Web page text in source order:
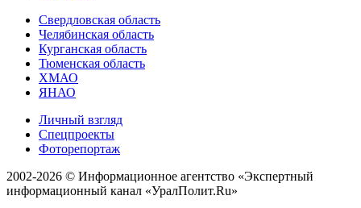
Свердловская область
Челябинская область
Курганская область
Тюменская область
ХМАО
ЯНАО
Личный взгляд
Спецпроекты
Фоторепортаж
2002-2026 © Информационное агентство «Экспертный
информационный канал «УралПолит.Ru»